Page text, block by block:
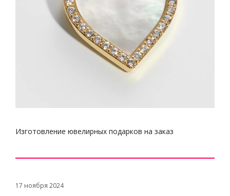
Изготовление ювелирных подарков на заказ
17 ноября 2024